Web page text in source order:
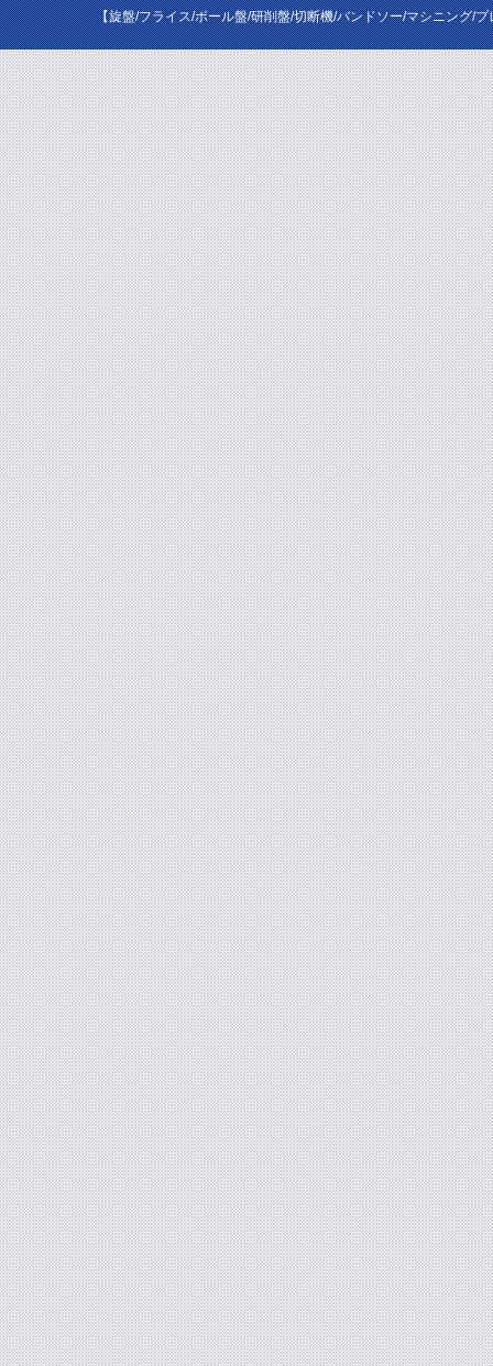
【旋盤/フライス/ボール盤/研削盤/切断機/バンドソー/マシニング/